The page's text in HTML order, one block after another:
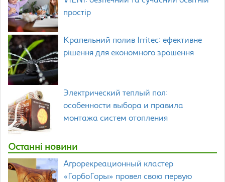
простір
Крапельний полив Irritec: ефективне
рішення для економного зрошення
Электрический теплый пол:
особенности выбора и правила
монтажа систем отопления
Останні новини
Агрорекреационный кластер
«ГорбоГоры» провел свою первую